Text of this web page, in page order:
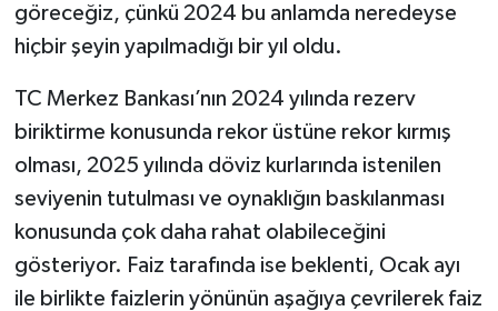
göreceğiz, çünkü 2024 bu anlamda neredeyse
hiçbir şeyin yapılmadığı bir yıl oldu.
TC Merkez Bankası’nın 2024 yılında rezerv
biriktirme konusunda rekor üstüne rekor kırmış
olması, 2025 yılında döviz kurlarında istenilen
seviyenin tutulması ve oynaklığın baskılanması
konusunda çok daha rahat olabileceğini
gösteriyor. Faiz tarafında ise beklenti, Ocak ayı
ile birlikte faizlerin yönünün aşağıya çevrilerek faiz